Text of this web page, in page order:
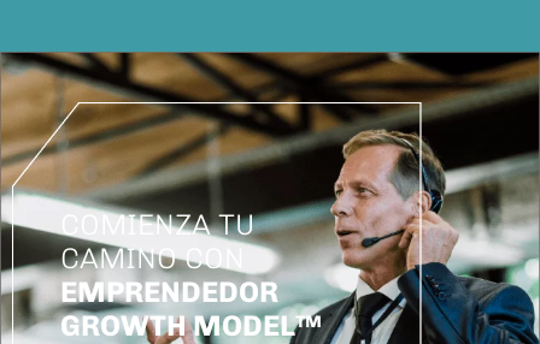
COMIENZA TU
CAMINO CON
EMPRENDEDOR
GROWTH MODEL™